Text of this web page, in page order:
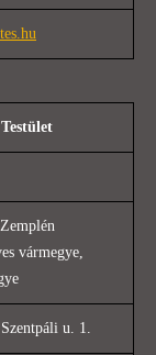
vármegye,
u. 1.